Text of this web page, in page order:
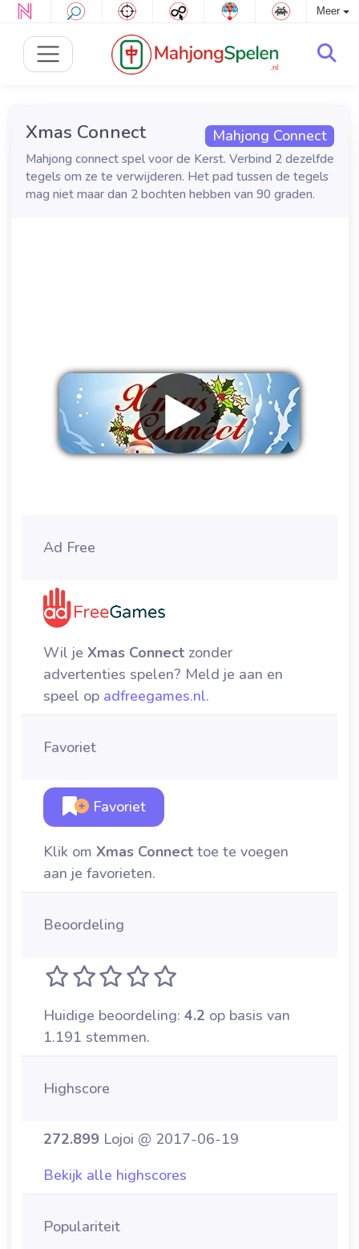
Meer
Mahjong Connect
Xmas Connect
Mahjong connect spel voor de Kerst. Verbind 2 dezelfde
tegels om ze te verwijderen. Het pad tussen de tegels
mag niet maar dan 2 bochten hebben van 90 graden.
Ad Free
Wil je Xmas Connect zonder
advertenties spelen? Meld je aan en
speel op adfreegames.nl.
Favoriet
Favoriet
Klik om Xmas Connect toe te voegen
aan je favorieten.
Beoordeling
Huidige beoordeling: 4.2 op basis van
1.191 stemmen.
Highscore
272.899 Lojoi @ 2017-06-19
Bekijk alle highscores
Populariteit